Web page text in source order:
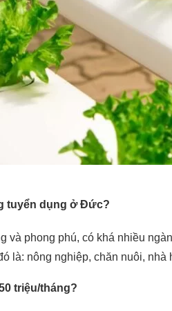
tuyển dụng ở Đức?
và phong phú, có khá nhiều
là: nông nghiệp, chăn nuôi,
triệu/tháng?